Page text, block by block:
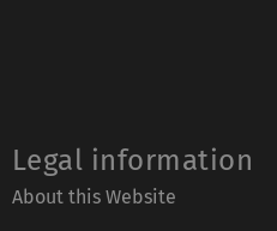
Legal information
About this Website